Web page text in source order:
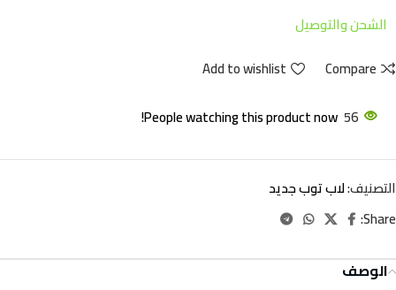
الشحن والتوصيل
Compare
Add to wishlist
56
People watching this product now!
التصنيف:لاب توب جديد
Share:
الوصف